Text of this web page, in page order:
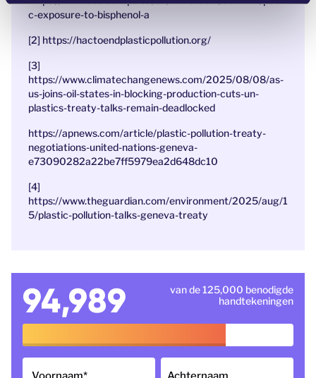
c-exposure-to-bisphenol-a
[2] https://hactoendplasticpollution.org/
[3]
https://www.climatechangenews.com/2025/08/08/as-
us-joins-oil-states-in-blocking-production-cuts-un-
plastics-treaty-talks-remain-deadlocked
https://apnews.com/article/plastic-pollution-treaty-
negotiations-united-nations-geneva-
e73090282a22be7ff5979ea2d648dc10
[4]
https://www.theguardian.com/environment/2025/aug/1
5/plastic-pollution-talks-geneva-treaty
94,989
van de 125,000 benodigde
handtekeningen